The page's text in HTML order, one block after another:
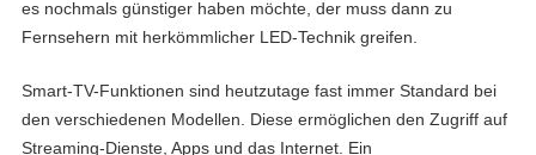
es nochmals günstiger haben möchte, der muss dann zu
Fernsehern mit herkömmlicher LED-Technik greifen.
Smart-TV-Funktionen sind heutzutage fast immer Standard bei
den verschiedenen Modellen. Diese ermöglichen den Zugriff auf
Streaming-Dienste, Apps und das Internet. Ein